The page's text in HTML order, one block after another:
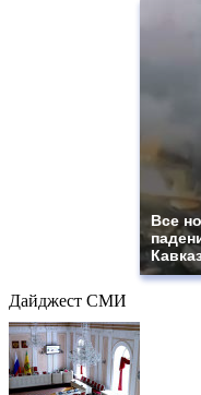
Все
Дайджест СМИ